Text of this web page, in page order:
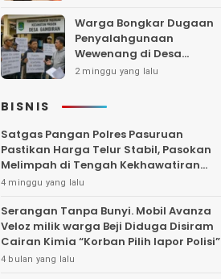
Warga Bongkar Dugaan
Penyalahgunaan
Wewenang di Desa
Gambiran, Isu Narkoba
2 minggu yang lalu
BISNIS
Satgas Pangan Polres Pasuruan
Pastikan Harga Telur Stabil, Pasokan
Melimpah di Tengah Kekhawatiran
Fluktuasi
4 minggu yang lalu
Serangan Tanpa Bunyi. Mobil Avanza
Veloz milik warga Beji Diduga Disiram
Cairan Kimia “Korban Pilih lapor Polisi”
4 bulan yang lalu